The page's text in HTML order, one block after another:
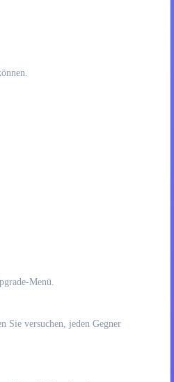
Menü.
Sie versuchen, jeden Gegner